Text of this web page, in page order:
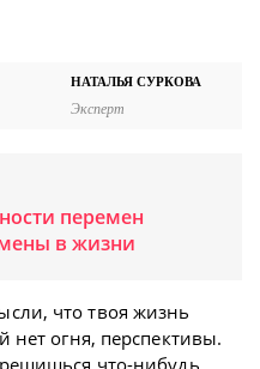
НАТАЛЬЯ СУРКОВА
Эксперт
перемен
в жизни
что твоя жизнь
нет огня, перспективы.
что-нибудь